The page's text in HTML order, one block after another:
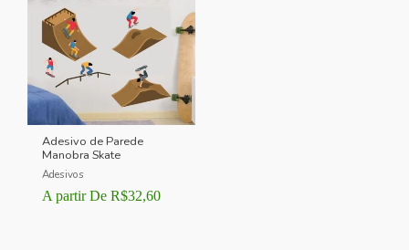
Adesivo de Parede
Manobra Skate
Adesivos
A partir De R$32,60